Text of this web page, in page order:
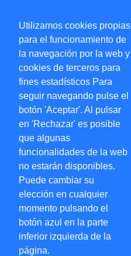
Utilizamos cookies propias
para el funcionamiento de
la navegación por la web y
cookies de terceros para
fines estadísticos Para
seguir navegando pulse el
botón 'Aceptar'. Al pulsar
en 'Rechazar' es posible
que algunas
funcionalidades de la web
no estarán disponibles.
Puede cambiar su
elección en cualquier
momento pulsando el
botón azul en la parte
inferior izquierda de la
página.